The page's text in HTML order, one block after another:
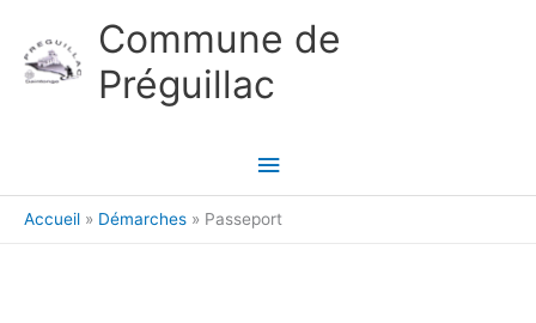
Commune de
Préguillac
Menu
principal
Accueil Démarches Passeport